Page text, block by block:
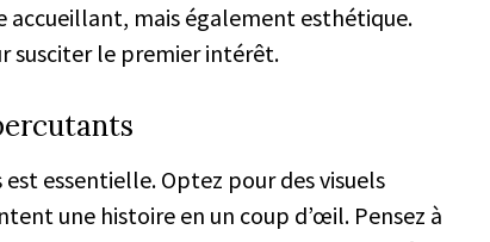
mais également esthétique.
susciter le premier intérêt.
essentielle. Optez pour des visuels
une histoire en un coup d’œil. Pensez à